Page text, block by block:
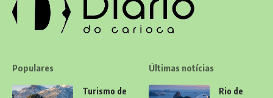
Populares
Turismo de
Últimas notícias
Rio de